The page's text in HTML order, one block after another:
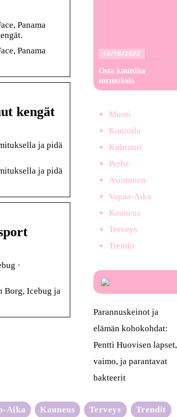
Panama
Panama
kengät
ja pidä
ja pidä
·
Borg, Icebug ja
16/10/2022
Osta kauniita
sormuksia
Muoti
Kuntoilu
Kulttuuri
Perhe
Asuminen
Vapaa-Aika
Kauneus
Terveys
Trendit
Parannuskeinot ja
elämän kohokohdat:
Pentti Huovisen lapset,
vaimo, ja parantavat
bakteerit
Aika Kauneus Terveys Trendit